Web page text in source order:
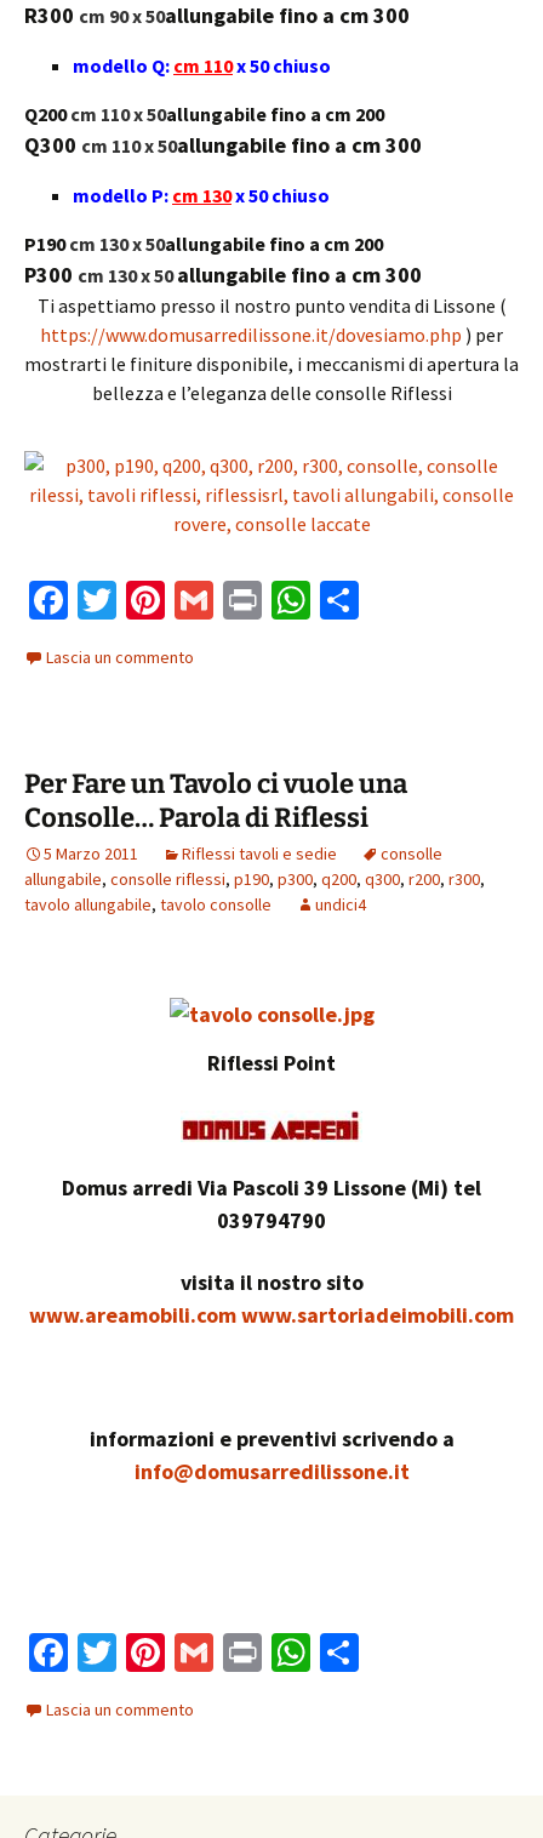
R300 cm 90 x 50allungabile fino a cm 300
modello Q: cm 110x 50 chiuso
Q200cm 110 x 50allungabile fino a cm 200
Q300 cm 110 x 50allungabile fino a cm 300
modello P: cm 130x 50 chiuso
P190cm 130 x 50allungabile fino a cm 200
P300 cm 130 x 50 allungabile fino a cm 300
Ti aspettiamo presso il nostro punto vendita di Lissone (
https://www.domusarredilissone.it/dovesiamo.php ) per
mostrarti le finiture disponibile, i meccanismi di apertura la
bellezza e l’eleganza delle consolle Riflessi
Fa
ce
b
k
T
tt
Pi
er
G
Pr W
p di
Lascia un commento
Per Fare un Tavolo ci vuole una
Consolle… Parola di Riflessi
5 Marzo 2011 Riflessi tavoli e sedie
consolle
allungabile, consolle riflessi, p190, p300, q200, q300, r200, r300,
tavolo allungabile, tavolo consolle undici4
Riflessi Point
Domus arredi Via Pascoli 39 Lissone (Mi) tel
039794790
visita il nostro sito
www.areamobili.comwww.sartoriadeimobili.com
informazioni e preventivi scrivendo a
info@domusarredilissone.it
Fa
ce
b
T
tt
Pi
nt
er
G
Pr W
Lascia un commento